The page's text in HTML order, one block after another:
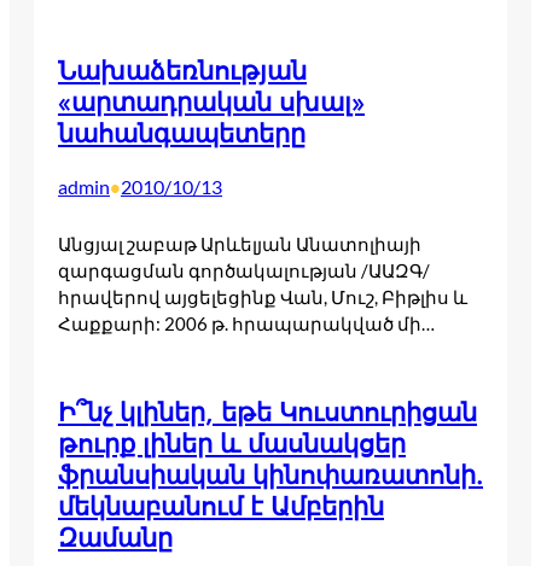
Նախաձեռնության
«արտադրական սխալ»
նահանգապետերը
admin•2010/10/13
Անցյալ շաբաթ Արևելյան Անատոլիայի
զարգացման գործակալության /ԱԱԶԳ/
հրավերով այցելեցինք Վան, Մուշ, Բիթլիս և
Հաքքարի: 2006 թ. հրապարակված մի…
Ի՞նչ կլիներ, եթե Կուստուրիցան
թուրք լիներ և մասնակցեր
ֆրանսիական կինոփառատոնի.
մեկնաբանում է Ամբերին
Զամանը